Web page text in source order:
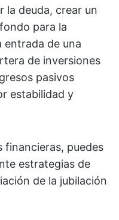
la deuda, crear un
para la
entrada de una
de inversiones
pasivos
estabilidad y
financieras, puedes
estrategias de
de la jubilación